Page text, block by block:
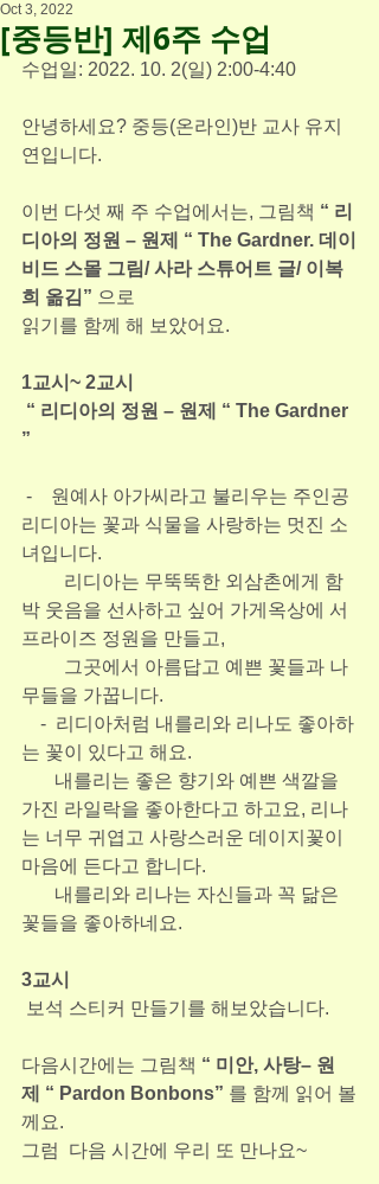
[중등반] 제6주 수업
Oct 3, 2022
수업일: 2022. 10. 2(일) 2:00-4:40
안녕하세요? 중등(온라인)반 교사 유지
연입니다.
이번 다섯 째 주 수업에서는, 그림책 “ 리
디아의 정원 – 원제 “ The Gardner. 데이
비드 스몰 그림/ 사라 스튜어트 글/ 이복
희 옮김” 으로
읽기를 함께 해 보았어요.
1교시~ 2교시
”
리디아는 꽃과 식물을 사랑하는 멋진 소
녀입니다.
박 웃음을 선사하고 싶어 가게옥상에 서
프라이즈 정원을 만들고,
무들을 가꿉니다.
는 꽃이 있다고 해요.
가진 라일락을 좋아한다고 하고요, 리나
는 너무 귀엽고 사랑스러운 데이지꽃이
마음에 든다고 합니다.
꽃들을 좋아하네요.
3교시
보석 스티커 만들기를 해보았습니다.
다음시간에는 그림책 “ 미안, 사탕– 원
제 “ Pardon Bonbons” 를 함께 읽어 볼
께요.
그럼  다음 시간에 우리 또 만나요~